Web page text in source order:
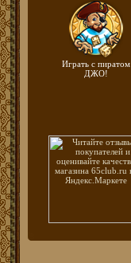
Играть с пиратом
ДЖО!